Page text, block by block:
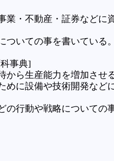
業・不動産・証券などに
ついての事を書いている。
事典]
から生産能力を増加させ
めに設備や技術開発など
の行動や戦略についての